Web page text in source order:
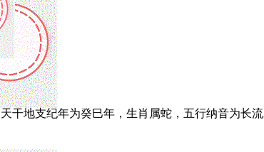
地支纪年为癸巳年，生肖属蛇，五行纳音为长